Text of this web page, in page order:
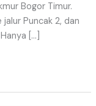
Bogor Timur.
Puncak 2, dan
[…]